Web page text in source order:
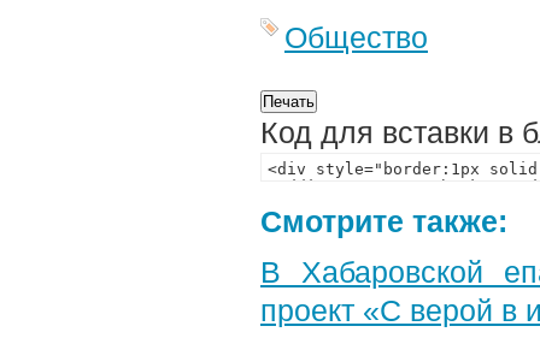
Общество
Код для вставки в
Смотрите также:
В Хабаровской
проект «С верой в